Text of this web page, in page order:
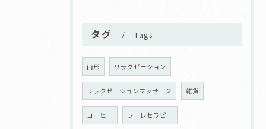
タグ Tags
山形 リラクゼーション
リラクゼーションマッサージ 雑貨
コーヒー フーレセラピー